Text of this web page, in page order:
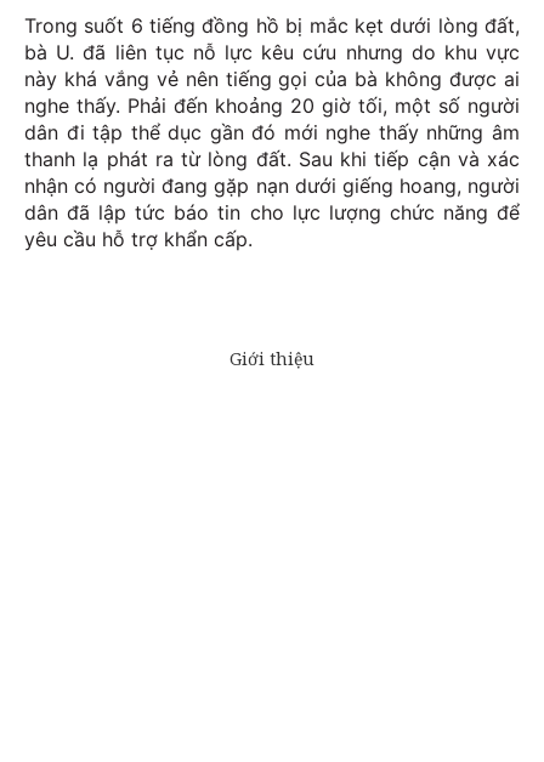
Trong suốt 6 tiếng đồng hồ bị mắc kẹt dưới lòng đất,
bà U. đã liên tục nỗ lực kêu cứu nhưng do khu vực
này khá vắng vẻ nên tiếng gọi của bà không được ai
nghe thấy. Phải đến khoảng 20 giờ tối, một số người
dân đi tập thể dục gần đó mới nghe thấy những âm
thanh lạ phát ra từ lòng đất. Sau khi tiếp cận và xác
nhận có người đang gặp nạn dưới giếng hoang, người
dân đã lập tức báo tin cho lực lượng chức năng để
yêu cầu hỗ trợ khẩn cấp.